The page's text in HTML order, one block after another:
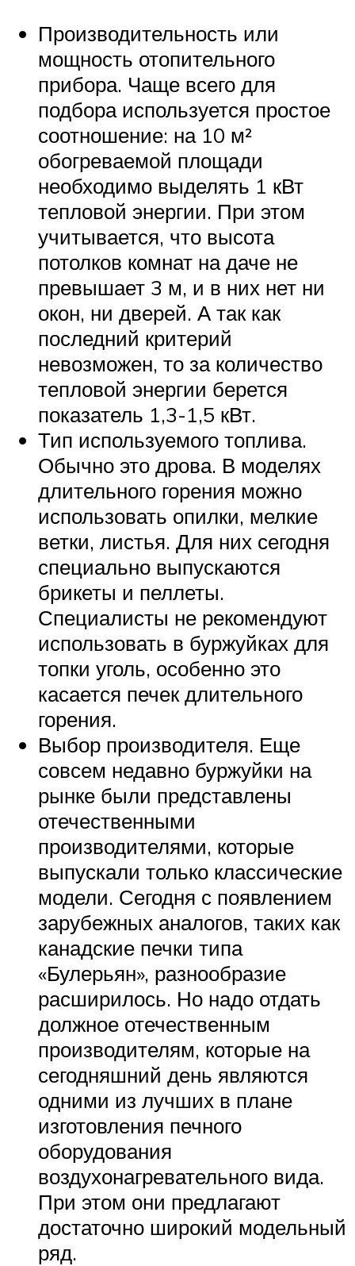
Производительность или
мощность отопительного
прибора. Чаще всего для
подбора используется простое
соотношение: на 10 м²
обогреваемой площади
необходимо выделять 1 кВт
тепловой энергии. При этом
учитывается, что высота
потолков комнат на даче не
превышает 3 м, и в них нет ни
окон, ни дверей. А так как
последний критерий
невозможен, то за количество
тепловой энергии берется
показатель 1,3-1,5 кВт.
Тип используемого топлива.
Обычно это дрова. В моделях
длительного горения можно
использовать опилки, мелкие
ветки, листья. Для них сегодня
специально выпускаются
брикеты и пеллеты.
Специалисты не рекомендуют
использовать в буржуйках для
топки уголь, особенно это
касается печек длительного
горения.
Выбор производителя. Еще
совсем недавно буржуйки на
рынке были представлены
отечественными
производителями, которые
выпускали только классические
модели. Сегодня с появлением
зарубежных аналогов, таких как
канадские печки типа
«Булерьян», разнообразие
расширилось. Но надо отдать
должное отечественным
производителям, которые на
сегодняшний день являются
одними из лучших в плане
изготовления печного
оборудования
воздухонагревательного вида.
При этом они предлагают
достаточно широкий модельный
ряд.